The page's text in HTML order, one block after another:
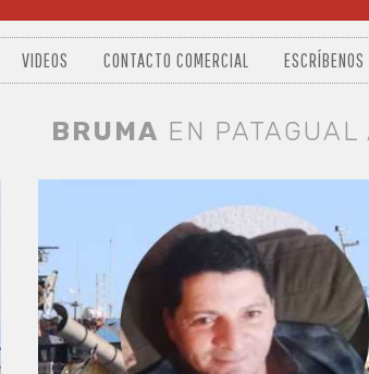
VIDEOS CONTACTO COMERCIAL ESCRÍBENOS
BRUMA EN PATAGUAL